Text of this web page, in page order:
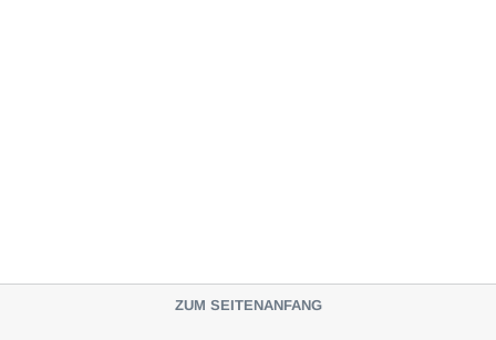
ZUM SEITENANFANG